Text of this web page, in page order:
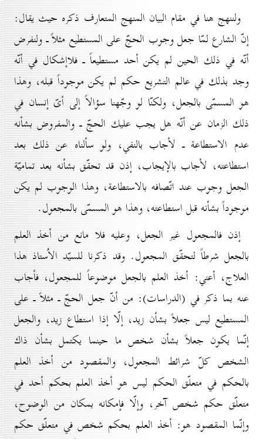
ولننهج هنا في مقام البيان المنهج المتعارف ذكره حيث يقال:
إنّ الشارع لمّا جعل وجوب الحجّ على المستطيع مثلاً ـ ولنفرض
أنّه في ذلك الحين لم يكن أحد مستطيعاً ـ فلاإشكال في أنّه
وجد بذلك في عالم التشريع حكم لم يكن موجوداً قبله، وهذا
هو المسمّى بالجعل، ولكنّا لو وجّهنا سؤالاً إلى أىّ إنسان في
ذلك الزمان عن أنّه هل يجب عليك الحجّ ـ والمفروض بشأنه
عدم الاستطاعة ـ لأجاب بالنفي، ولو سألناه عن ذلك بعد
استطاعته، لأجاب بالإيجاب، إذن قد تحقّق بشأنه بعد تماميّة
الجعل وجوب عند اتّصافه بالاستطاعة، وهذا الوجوب لم يكن
موجوداً بشأنه قبل استطاعته، وهذا هو المسمّى بالمجعول.
إذن فالمجعول غير الجعل، وعليه فلا مانع من أخذ العلم
بالجعل شرطاً لتحقّق المجعول. وقد ذكرنا للسيّد الاُستاذ هذا
العلاج، أعني: أخذ العلم بالجعل موضوعاً للمجعول، فأجاب
عنه بما ذكر في (الدراسات): من أنّ جعل الحجّ ـ مثلاً ـ على
المستطيع ليس جعلاً بشأن زيد، إلّا إذا استطاع زيد، والجعل
إنّما يكون جعلاً بشأن شخص ما حينما يكتمل بشأن ذاك
الشخص كلّ شرائط المجعول، والمقصود من أخذ العلم
بالحكم في متعلّق الحكم ليس هو أخذ العلم بحكم أحد في
متعلّق حكم شخص آخر، وإلّا فإمكانه بمكان من الوضوح،
وإنّما المقصود هو: أخذ العلم بحكم شخص في متعلّق حكم